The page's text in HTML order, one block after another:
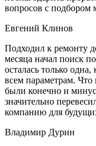
вопросов с подбором
Евгений Клинов
Подходил к ремонту
месяца начал поиск
осталась только
всем параметрам. Что
были конечно и
значительно
компанию для
Владимир Дурин